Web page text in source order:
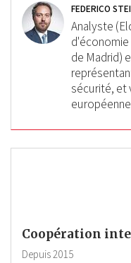
FEDERICO
Analyste
de Madrid)
sécurité, et
Coopération
Depuis2015